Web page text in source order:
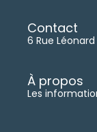
Contact
6 Rue Léonard
Lundi au
À propos
Les